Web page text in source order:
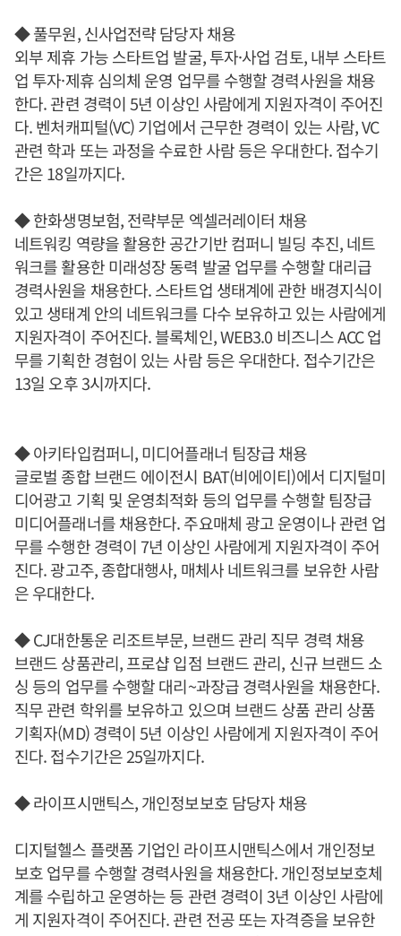
◆ 풀무원, 신사업전략 담당자 채용
외부 제휴 가능 스타트업 발굴, 투자·사업 검토, 내부 스타트
업 투자·제휴 심의체 운영 업무를 수행할 경력사원을 채용
한다. 관련 경력이 5년 이상인 사람에게 지원자격이 주어진
다. 벤처캐피털(VC) 기업에서 근무한 경력이 있는 사람, VC
관련 학과 또는 과정을 수료한 사람 등은 우대한다. 접수기
간은 18일까지다.
◆ 한화생명보험, 전략부문 엑셀러레이터 채용
네트워킹 역량을 활용한 공간기반 컴퍼니 빌딩 추진, 네트
워크를 활용한 미래성장 동력 발굴 업무를 수행할 대리급
경력사원을 채용한다. 스타트업 생태계에 관한 배경지식이
있고 생태계 안의 네트워크를 다수 보유하고 있는 사람에게
지원자격이 주어진다. 블록체인, WEB3.0 비즈니스 ACC 업
무를 기획한 경험이 있는 사람 등은 우대한다. 접수기간은
13일 오후 3시까지다.
◆ 아키타입컴퍼니, 미디어플래너 팀장급 채용
글로벌 종합 브랜드 에이전시 BAT(비에이티)에서 디지털미
디어광고 기획 및 운영최적화 등의 업무를 수행할 팀장급
미디어플래너를 채용한다. 주요매체 광고 운영이나 관련 업
무를 수행한 경력이 7년 이상인 사람에게 지원자격이 주어
진다. 광고주, 종합대행사, 매체사 네트워크를 보유한 사람
은 우대한다.
◆ CJ대한통운 리조트부문, 브랜드 관리 직무 경력 채용
브랜드 상품관리, 프로샵 입점 브랜드 관리, 신규 브랜드 소
싱 등의 업무를 수행할 대리~과장급 경력사원을 채용한다.
직무 관련 학위를 보유하고 있으며 브랜드 상품 관리 상품
기획자(MD) 경력이 5년 이상인 사람에게 지원자격이 주어
진다. 접수기간은 25일까지다.
◆ 라이프시맨틱스, 개인정보보호 담당자 채용
디지털헬스 플랫폼 기업인 라이프시맨틱스에서 개인정보
보호 업무를 수행할 경력사원을 채용한다. 개인정보보호체
계를 수립하고 운영하는 등 관련 경력이 3년 이상인 사람에
게 지원자격이 주어진다. 관련 전공 또는 자격증을 보유한